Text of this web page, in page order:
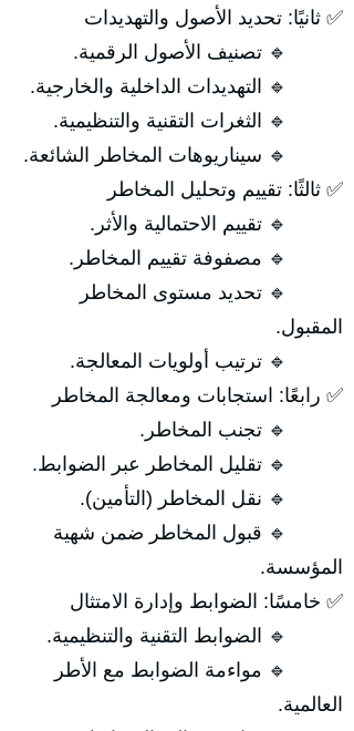
✅ ثانيًا: تحديد الأصول والتهديدات
🔹 تصنيف الأصول الرقمية.
🔹 التهديدات الداخلية والخارجية.
🔹 الثغرات التقنية والتنظيمية.
🔹 سيناريوهات المخاطر الشائعة.
✅ ثالثًا: تقييم وتحليل المخاطر
🔹 تقييم الاحتمالية والأثر.
🔹 مصفوفة تقييم المخاطر.
🔹 تحديد مستوى المخاطر
المقبول.
🔹 ترتيب أولويات المعالجة.
✅ رابعًا: استجابات ومعالجة المخاطر
🔹 تجنب المخاطر.
🔹 تقليل المخاطر عبر الضوابط.
🔹 نقل المخاطر (التأمين).
🔹 قبول المخاطر ضمن شهية
المؤسسة.
✅ خامسًا: الضوابط وإدارة الامتثال
🔹 الضوابط التقنية والتنظيمية.
🔹 مواءمة الضوابط مع الأطر
العالمية.